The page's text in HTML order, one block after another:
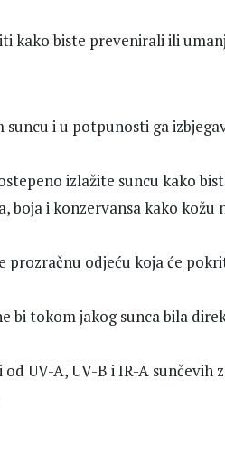
kako biste prevenirali ili
i u potpunosti ga
izlažite suncu kako
boja i konzervansa kako kožu
prozračnu odjeću koja će
bi tokom jakog sunca bila
UV-A, UV-B i IR-A sunčevih